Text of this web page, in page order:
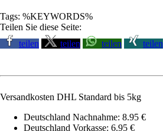
Tags: %KEYWORDS%
Teilen Sie diese Seite:
teilen
teilen teilen teilen
Versandkosten DHL Standard bis 5kg
Deutschland Nachnahme: 8.95 €
Deutschland Vorkasse: 6.95 €